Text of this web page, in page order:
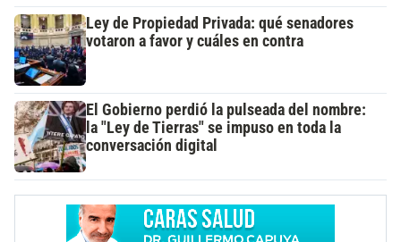
Ley de Propiedad Privada: qué senadores
votaron a favor y cuáles en contra
El Gobierno perdió la pulseada del nombre:
la "Ley de Tierras" se impuso en toda la
conversación digital